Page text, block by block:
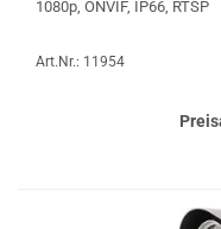
1080p, ONVIF, IP66, RTSP
Art.Nr.: 11954